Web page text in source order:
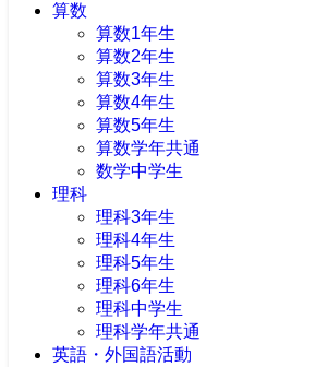
算数
算数1年生
算数2年生
算数3年生
算数4年生
算数5年生
算数学年共通
数学中学生
理科
理科3年生
理科4年生
理科5年生
理科6年生
理科中学生
理科学年共通
英語・外国語活動